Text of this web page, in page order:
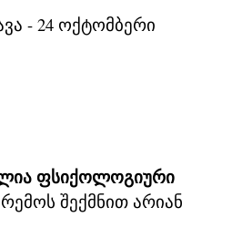
- 24 ოქტომბერი
ფსიქოლოგიური
შექმნით არიან